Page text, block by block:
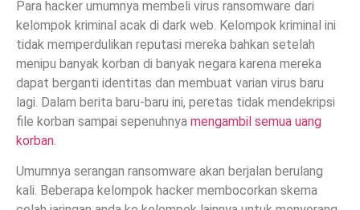
Para hacker umumnya membeli virus ransomware dari
kelompok kriminal acak di dark web. Kelompok kriminal ini
tidak memperdulikan reputasi mereka bahkan setelah
menipu banyak korban di banyak negara karena mereka
dapat berganti identitas dan membuat varian virus baru
lagi. Dalam berita baru-baru ini, peretas tidak mendekripsi
file korban sampai sepenuhnya mengambil semua uang
korban
Umumnya serangan ransomware akan berjalan berulang
kali. Beberapa kelompok hacker membocorkan skema